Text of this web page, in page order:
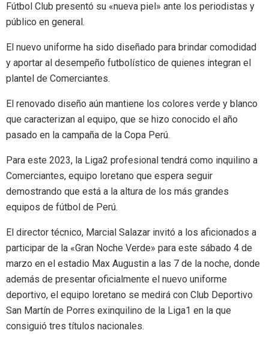
Fútbol Club presentó su «nueva piel» ante los periodistas y
público en general.
El nuevo uniforme ha sido diseñado para brindar comodidad
y aportar al desempeño futbolístico de quienes integran el
plantel de Comerciantes.
El renovado diseño aún mantiene los colores verde y blanco
que caracterizan al equipo, que se hizo conocido el año
pasado en la campaña de la Copa Perú.
Para este 2023, la Liga2 profesional tendrá como inquilino a
Comerciantes, equipo loretano que espera seguir
demostrando que está a la altura de los más grandes
equipos de fútbol de Perú.
El director técnico, Marcial Salazar invitó a los aficionados a
participar de la «Gran Noche Verde» para este sábado 4 de
marzo en el estadio Max Augustin a las 7 de la noche, donde
además de presentar oficialmente el nuevo uniforme
deportivo, el equipo loretano se medirá con Club Deportivo
San Martín de Porres exinquilino de la Liga1 en la que
consiguió tres títulos nacionales.